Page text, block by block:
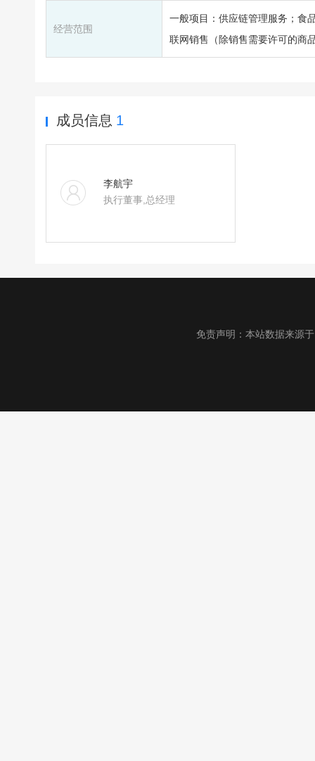
经营范围
一般项目：供应链管理服务；食
联网销售（除销售需要许可的商
成员信息 1
李航宇
执行董事,总经理
免责声明：本站数据来源